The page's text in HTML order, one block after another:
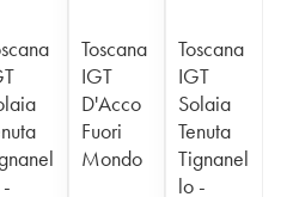
Toscana
IGT
D'Acco
Fuori
Mondo
Toscana
IGT
Solaia
Tenuta
Tignanel
lo -